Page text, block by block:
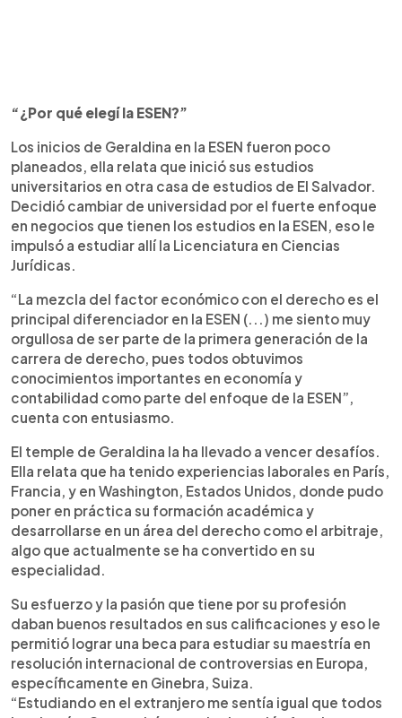
“¿Por qué elegí la ESEN?”
Los inicios de Geraldina en la ESEN fueron poco
planeados, ella relata que inició sus estudios
universitarios en otra casa de estudios de El Salvador.
Decidió cambiar de universidad por el fuerte enfoque
en negocios que tienen los estudios en la ESEN, eso le
impulsó a estudiar allí la Licenciatura en Ciencias
Jurídicas.
“La mezcla del factor económico con el derecho es el
principal diferenciador en la ESEN (...) me siento muy
orgullosa de ser parte de la primera generación de la
carrera de derecho, pues todos obtuvimos
conocimientos importantes en economía y
contabilidad como parte del enfoque de la ESEN”,
cuenta con entusiasmo.
El temple de Geraldina la ha llevado a vencer desafíos.
Ella relata que ha tenido experiencias laborales en París,
Francia, y en Washington, Estados Unidos, donde pudo
poner en práctica su formación académica y
desarrollarse en un área del derecho como el arbitraje,
algo que actualmente se ha convertido en su
especialidad.
Su esfuerzo y la pasión que tiene por su profesión
daban buenos resultados en sus calificaciones y eso le
permitió lograr una beca para estudiar su maestría en
resolución internacional de controversias en Europa,
específicamente en Ginebra, Suiza.
“Estudiando en el extranjero me sentía igual que todos